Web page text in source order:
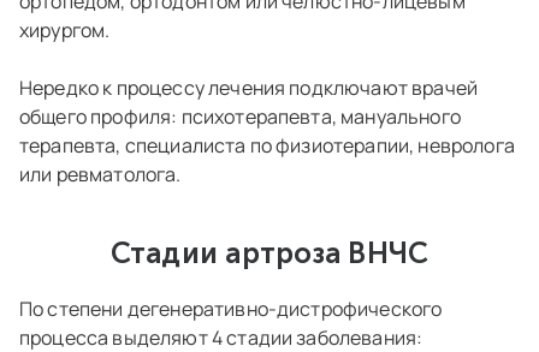
хирургом.
Нередко к процессу лечения подключают врачей
общего профиля: психотерапевта, мануального
терапевта, специалиста по физиотерапии, невролога
или ревматолога.
Стадии артроза ВНЧС
По степени дегенеративно-дистрофического
процесса выделяют 4 стадии заболевания: